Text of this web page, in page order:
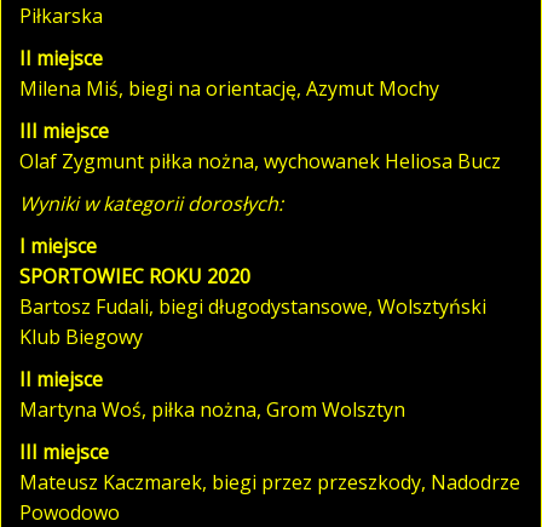
Piłkarska
II miejsce
Milena Miś, biegi na orientację, Azymut Mochy
III miejsce
Olaf Zygmunt piłka nożna, wychowanek Heliosa Bucz
Wyniki w kategorii dorosłych:
I miejsce
SPORTOWIEC ROKU 2020
Bartosz Fudali, biegi długodystansowe, Wolsztyński
Klub Biegowy
II miejsce
Martyna Woś, piłka nożna, Grom Wolsztyn
III miejsce
Mateusz Kaczmarek, biegi przez przeszkody, Nadodrze
Powodowo